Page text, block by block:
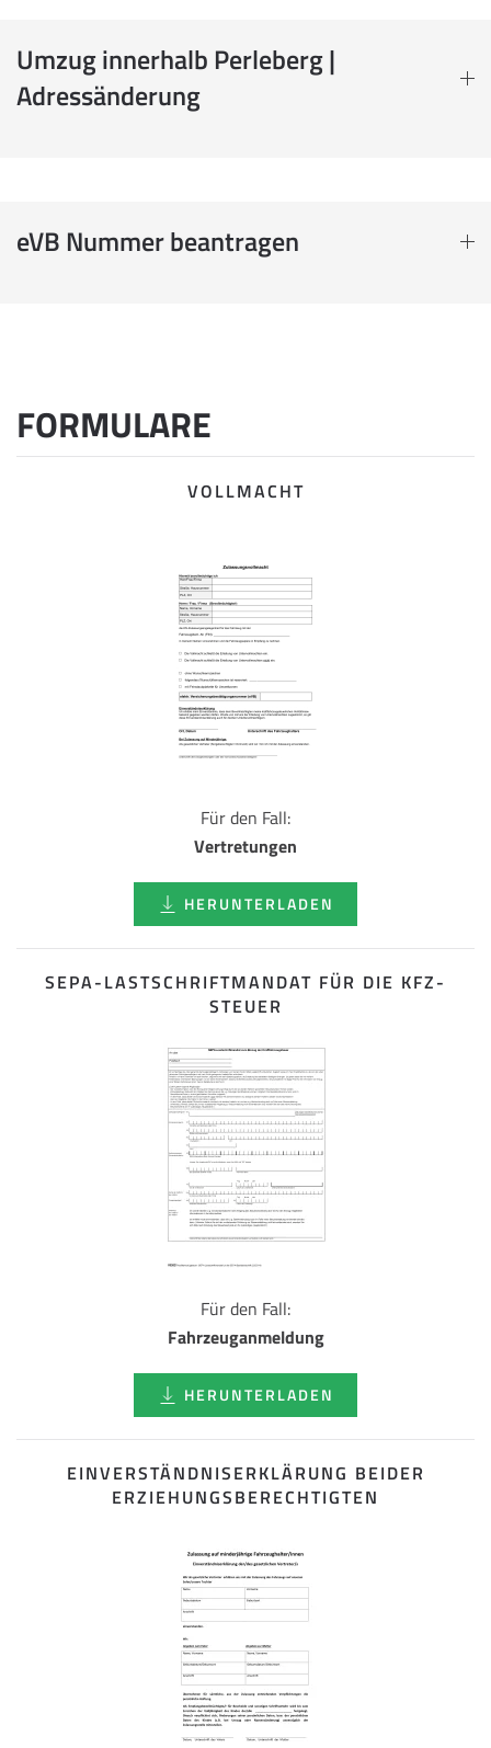
Umzug innerhalb Perleberg |
Adressänderung
eVB Nummer beantragen
FORMULARE
VOLLMACHT
Für den Fall:
Vertretungen
HERUNTERLADEN
SEPA-LASTSCHRIFT­MANDAT FÜR DIE KFZ-
STEUER
Für den Fall:
Fahrzeuganmeldung
HERUNTERLADEN
EINVERSTÄNDNISERKLÄRUNG BEIDER
ERZIEHUNGSBERECHTIGTEN